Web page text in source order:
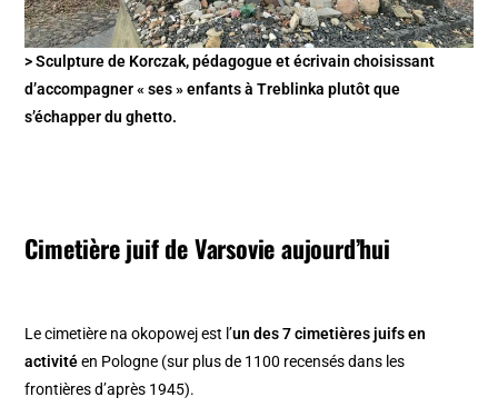
> Sculpture de Korczak, pédagogue et écrivain choisissant
d’accompagner « ses » enfants à Treblinka plutôt que
s’échapper du ghetto.
Cimetière juif de Varsovie aujourd’hui
Le cimetière na okopowej est l’un des 7 cimetières juifs en
activitéen Pologne (sur plus de 1100 recensés dans les
frontières d’après 1945).